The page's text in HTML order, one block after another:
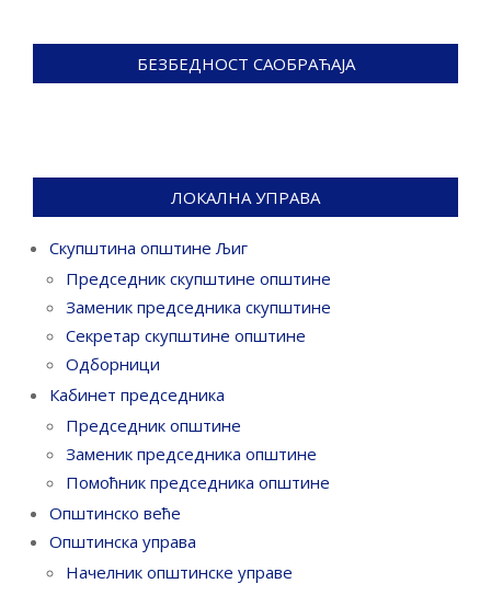
БЕЗБЕДНОСТ САОБРАЋАЈА
ЛОКАЛНА УПРАВА
Скупштина општине Љиг
Председник скупштине општине
Заменик председника скупштине
Секретар скупштине општине
Одборници
Кабинет председника
Председник општине
Заменик председника општине
Помоћник председника општине
Општинско веће
Општинска управа
Начелник општинске управе